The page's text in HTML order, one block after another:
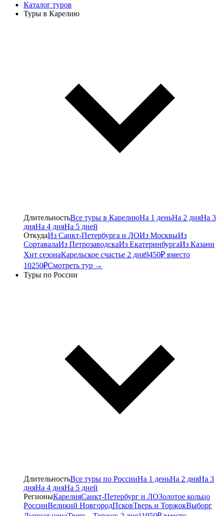
Каталог туров
Туры в Карелию
ДлительностьВсе туры в КарелиюНа 1 деньНа 2 дняНа 3
дняНа 4 дняНа 5 дней
ОткудаИз Санкт-Петербурга и ЛОИз МосквыИз
СортавалаИз ПетрозаводскаИз ЕкатеринбургаИз Казани
Хит сезонаКарельское счастье 2 дня9450₽ вместо
10250₽Смотреть тур →
Туры по России
ДлительностьВсе туры по РоссииНа 1 деньНа 2 дняНа 3
дняНа 4 дняНа 5 дней
РегионыКарелияСанкт-Петербург и ЛОЗолотое кольцо
РоссииВеликий НовгородПсковТверь и ТоржокВыборг